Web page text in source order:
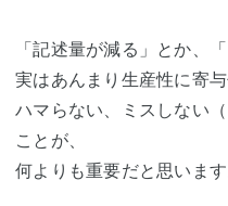
「記述量が減る」とか、
実はあんまり生産性に寄与
ハマらない、ミスしない
ことが、
何よりも重要だと思います